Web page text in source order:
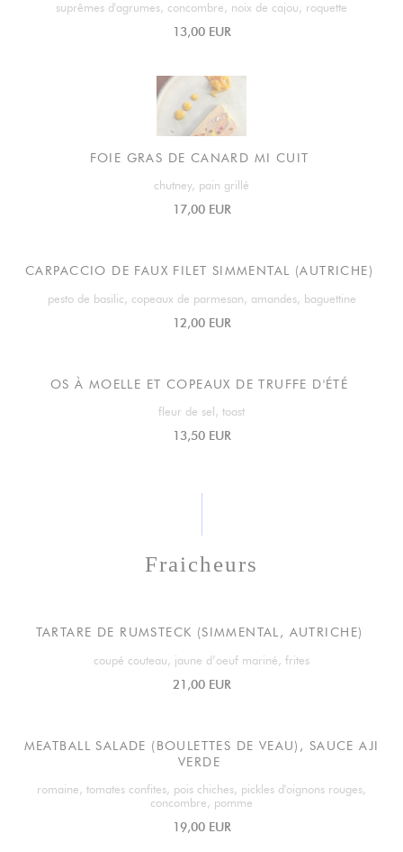
suprêmes d'agrumes, concombre, noix de cajou, roquette
13,00 EUR
FOIE GRAS DE CANARD MI CUIT
chutney, pain grillé
17,00 EUR
CARPACCIO DE FAUX FILET SIMMENTAL (AUTRICHE)
pesto de basilic, copeaux de parmesan, amandes, baguettine
12,00 EUR
OS À MOELLE ET COPEAUX DE TRUFFE D'ÉTÉ
fleur de sel, toast
13,50 EUR
Fraicheurs
TARTARE DE RUMSTECK (SIMMENTAL, AUTRICHE)
coupé couteau, jaune d’oeuf mariné, frites
21,00 EUR
MEATBALL SALADE (BOULETTES DE VEAU), SAUCE AJI
VERDE
romaine, tomates confites, pois chiches, pickles d'oignons rouges,
concombre, pomme
19,00 EUR